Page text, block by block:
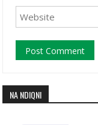
NA NDIQNI